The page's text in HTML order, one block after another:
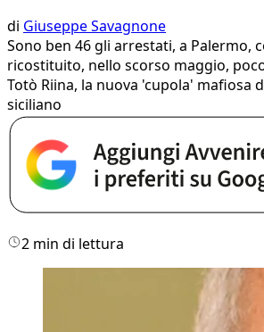
di Giuseppe Savagnone
Sono ben 46 gli arrestati, a Palermo,
ricostituito, nello scorso maggio,
Totò Riina, la nuova 'cupola' mafiosa
siciliano
2 min di lettura